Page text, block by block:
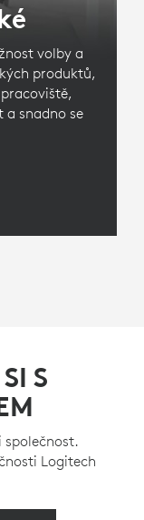
volby a
produktů,
a snadno se
S
společnost.
Logitech